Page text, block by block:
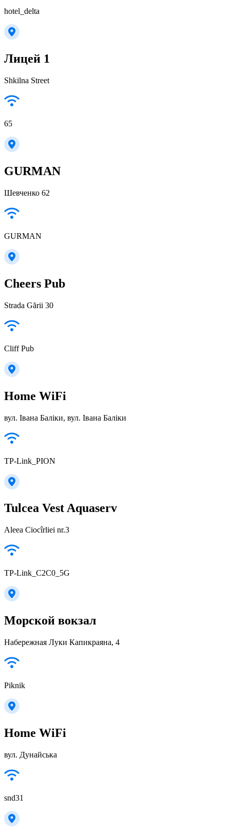
hotel_delta
Лицей 1
Shkilna Street
65
GURMAN
Шевченко 62
GURMAN
Cheers Pub
Strada Gării 30
Cliff Pub
Home WiFi
вул. Івана Баліки, вул. Івана Баліки
TP-Link_PION
Tulcea Vest Aquaserv
Aleea Ciocîrliei nr.3
TP-Link_C2C0_5G
Морской вокзал
Набережная Луки Капикраяна, 4
Piknik
Home WiFi
вул. Дунайська
snd31